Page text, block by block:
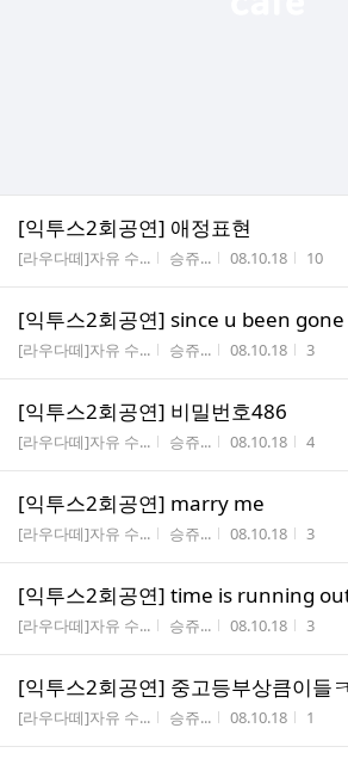
[익투스2회공연] 애정표현
게시판명
[라우다떼]자유 수... 작성자
승쥬... 작성시간
08.10.18 조회수
10
[익투스2회공연] since u been gone
게시판명
[라우다떼]자유 수... 작성자
승쥬... 작성시간
08.10.18 조회수
3
[익투스2회공연] 비밀번호486
게시판명
[라우다떼]자유 수... 작성자
승쥬... 작성시간
08.10.18 조회수
4
[익투스2회공연] marry me
게시판명
[라우다떼]자유 수... 작성자
승쥬... 작성시간
08.10.18 조회수
3
[익투스2회공연] time is running
게시판명
[라우다떼]자유 수... 작성자
승쥬... 작성시간
08.10.18 조회수
3
[익투스2회공연] 중고등부상큼이들
게시판명
[라우다떼]자유 수... 작성자
승쥬... 작성시간
08.10.18 조회수
1